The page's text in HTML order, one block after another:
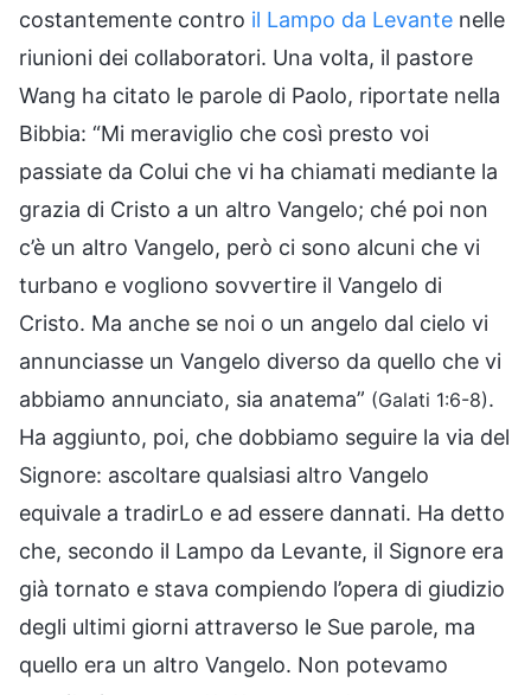
costantemente contro il Lampo da Levante nelle
riunioni dei collaboratori. Una volta, il pastore
Wang ha citato le parole di Paolo, riportate nella
Bibbia: “Mi meraviglio che così presto voi
passiate da Colui che vi ha chiamati mediante la
grazia di Cristo a un altro Vangelo; ché poi non
c’è un altro Vangelo, però ci sono alcuni che vi
turbano e vogliono sovvertire il Vangelo di
Cristo. Ma anche se noi o un angelo dal cielo vi
annunciasse un Vangelo diverso da quello che vi
abbiamo annunciato, sia anatema” (Galati 1:6-8).
Ha aggiunto, poi, che dobbiamo seguire la via del
Signore: ascoltare qualsiasi altro Vangelo
equivale a tradirLo e ad essere dannati. Ha detto
che, secondo il Lampo da Levante, il Signore era
già tornato e stava compiendo l’opera di giudizio
degli ultimi giorni attraverso le Sue parole, ma
quello era un altro Vangelo. Non potevamo